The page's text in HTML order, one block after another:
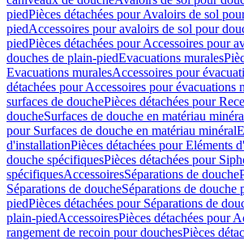
piedPièces détachées pour Avaloirs de sol
piedAccessoires pour avaloirs de sol pour
piedPièces détachées pour Accessoires pour
douches de plain-piedEvacuations murales
Evacuations muralesAccessoires pour
détachées pour Accessoires pour évacuations
surfaces de douchePièces détachées pour
doucheSurfaces de douche en matériau
pour Surfaces de douche en matériau minéral
d'installationPièces détachées pour Eléments
douche spécifiquesPièces détachées pour
spécifiquesAccessoiresSéparations de douche
Séparations de doucheSéparations de douche
piedPièces détachées pour Séparations de
plain-piedAccessoiresPièces détachées pour
rangement de recoin pour douchesPièces